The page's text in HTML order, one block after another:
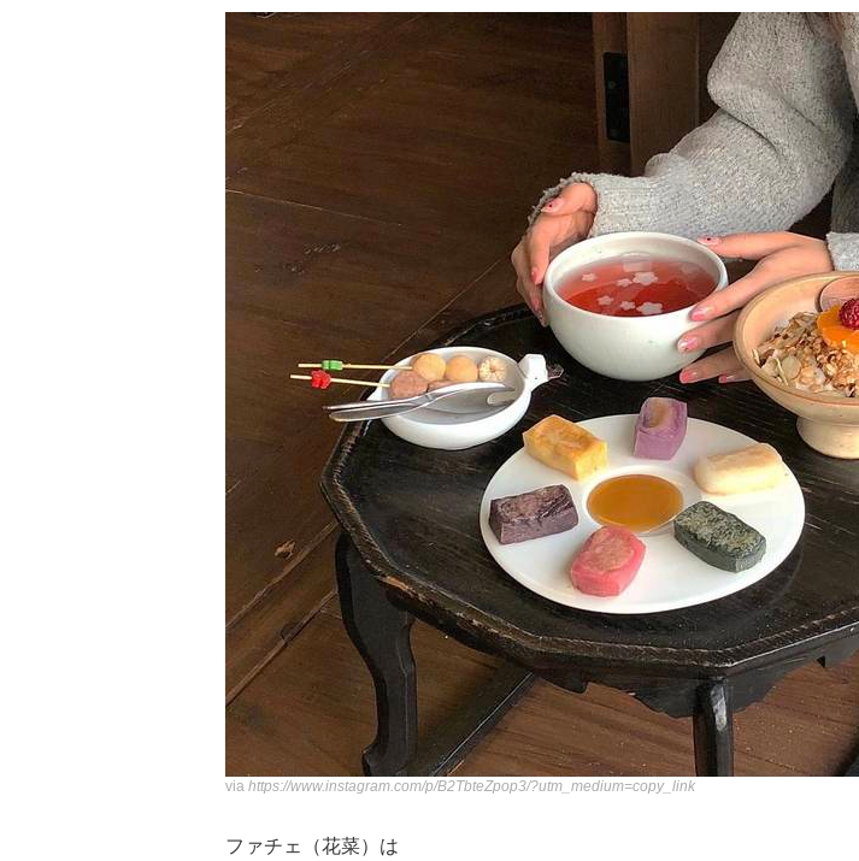
via https://www.instagram.com/p/B2TbteZpop3/?utm_medium=copy_link
ファチェ（花菜）は